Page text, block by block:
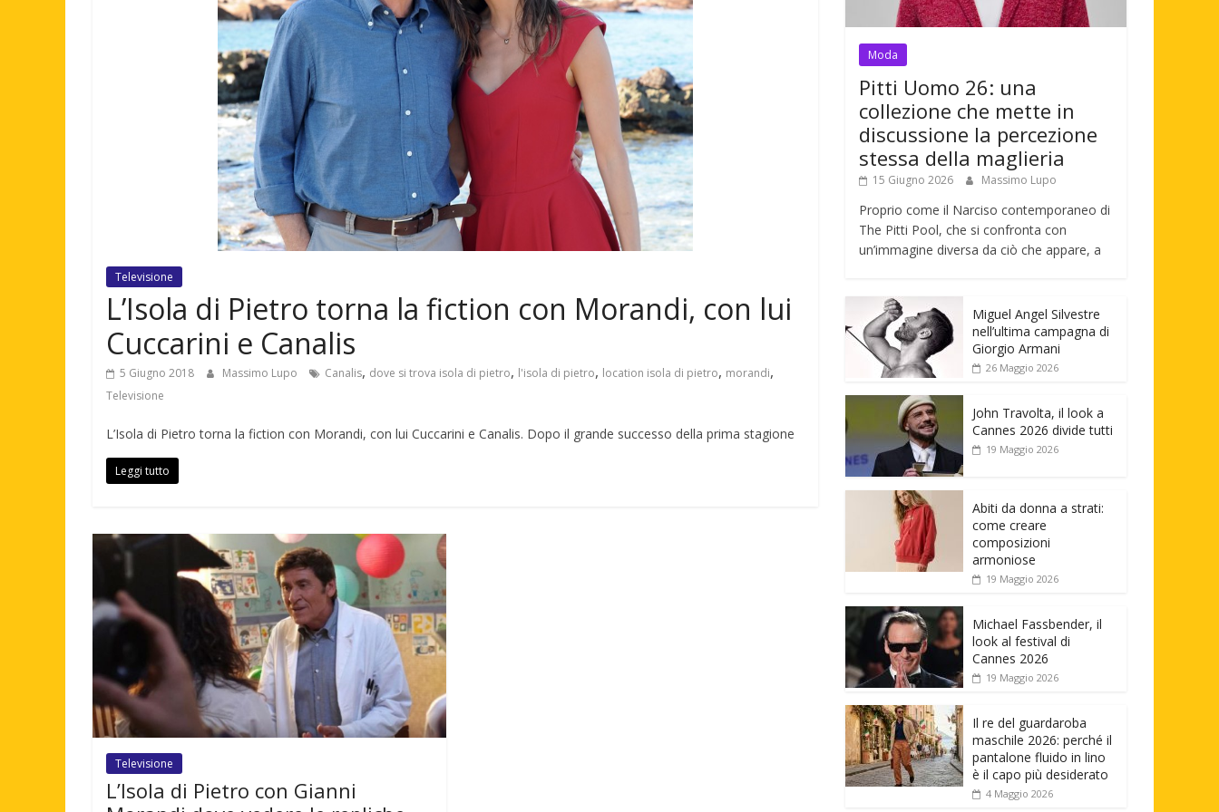
Televisione
L’Isola di Pietro torna la fiction con Morandi, con lui
Cuccarini e Canalis
5 Giugno 2018 Massimo Lupo Canalis, dove si trova isola di pietro, l'isola di pietro, location isola di pietro, morandi,
Televisione
L’Isola di Pietro torna la fiction con Morandi, con lui Cuccarini e Canalis. Dopo il grande successo della prima stagione
Leggi tutto
Televisione
L’Isola di Pietro con Gianni
Moda
Pitti Uomo 26: una
collezione che mette in
discussione la percezione
stessa della maglieria
15 Giugno 2026 Massimo Lupo
Proprio come il Narciso contemporaneo di
The Pitti Pool, che si confronta con
un’immagine diversa da ciò che appare, a
Miguel Angel Silvestre
nell’ultima campagna di
Giorgio Armani
26 Maggio 2026
John Travolta, il look a
Cannes 2026 divide tutti
19 Maggio 2026
Abiti da donna a strati:
come creare
composizioni
armoniose
19 Maggio 2026
Michael Fassbender, il
look al festival di
Cannes 2026
19 Maggio 2026
Il re del guardaroba
maschile 2026: perché il
pantalone fluido in lino
è il capo più desiderato
4 Maggio 2026